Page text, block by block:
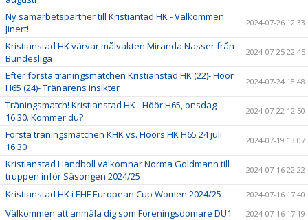
Ny samarbetspartner till Kristiantad HK - Välkommen
Jinert!
2024-07-26 12:33
Kristianstad HK värvar målvakten Miranda Nasser från
Bundesliga
2024-07-25 22:45
Efter första träningsmatchen Kristianstad HK (22)- Höör
H65 (24)- Tränarens insikter
2024-07-24 18:48
Träningsmatch! Kristianstad HK - Höör H65, onsdag
16:30. Kommer du?
2024-07-22 12:50
Första träningsmatchen KHK vs. Höörs HK H65 24 juli
16:30
2024-07-19 13:07
Kristianstad Handboll välkomnar Norma Goldmann till
truppen inför Säsongen 2024/25
2024-07-16 22:22
Kristianstad HK i EHF European Cup Women 2024/25 2024-07-16 17:40
Välkommen att anmäla dig som Föreningsdomare DU1 2024-07-16 17:19